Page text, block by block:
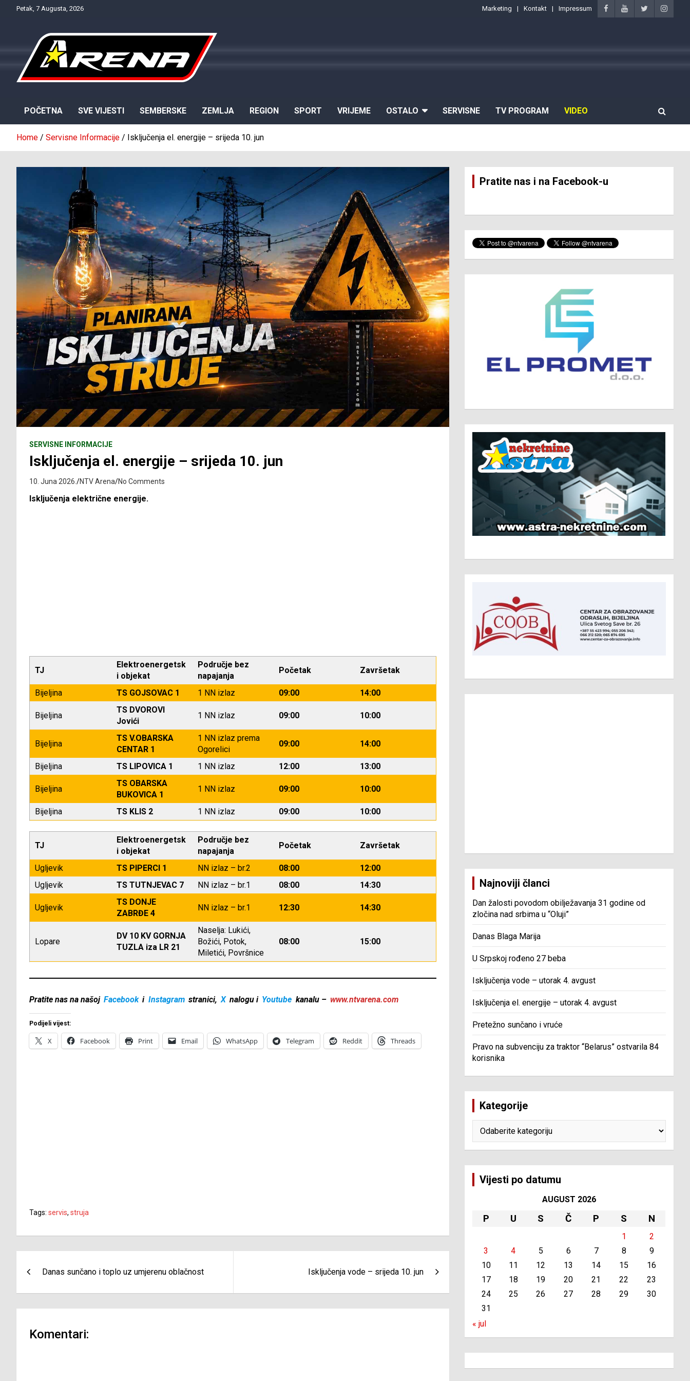
Petak, 7 Augusta, 2026 Marketing Kontakt Impressum
POČETNA SVE VIJESTI SEMBERSKE ZEMLJA REGION SPORT VRIJEME OSTALO SERVISNE TV PROGRAM VIDEO
Home Servisne Informacije Isključenja el. energije – srijeda 10. jun
SERVISNE INFORMACIJE
Isključenja el. energije – srijeda 10. jun
10. Juna 2026. NTV Arena No Comments
Isključenja električne energije.
TJ
Elektroenergetsk
i objekat
Područje bez
napajanja
Početak Završetak
Bijeljina TS GOJSOVAC 1 1 NN izlaz 09:00 14:00
Bijeljina
TS DVOROVI
Jovići
1 NN izlaz 09:00 10:00
Bijeljina
TS V.OBARSKA
CENTAR 1
1 NN izlaz prema
Ogorelici
09:00 14:00
Bijeljina TS LIPOVICA 1 1 NN izlaz 12:00 13:00
Bijeljina
TS OBARSKA
BUKOVICA 1
1 NN izlaz 09:00 10:00
Bijeljina TS KLIS 2 1 NN izlaz 09:00 10:00
TJ
Elektroenergetsk
i objekat
Područje bez
napajanja
Početak Završetak
Ugljevik TS PIPERCI 1 NN izlaz – br.2 08:00
12:00
Ugljevik
TS TUTNJEVAC 7 NN izlaz – br.1 08:00 14:30
Ugljevik
TS DONJE
ZABRĐE 4
NN izlaz – br.1 12:30 14:30
Lopare
DV 10 KV GORNJA
TUZLA iza LR 21
Naselja: Lukići,
Božići, Potok,
Miletići, Površnice
08:00 15:00
Pratite nas na našoj Facebook i Instagram stranici, X nalogu i Youtube kanalu – www.ntvarena.com
Podijeli vijest:
X Facebook Print Email WhatsApp Telegram Reddit Threads
Tags: servis, struja
Danas sunčano i toplo uz umjerenu oblačnost Isključenja vode – srijeda 10. jun
Komentari:
Pratite nas i na Facebook-u
Najnoviji članci
Dan žalosti povodom obilježavanja 31 godine od
zločina nad srbima u “Oluji”
Danas Blaga Marija
U Srpskoj rođeno 27 beba
Isključenja vode – utorak 4. avgust
Isključenja el. energije – utorak 4. avgust
Pretežno sunčano i vruće
Pravo na subvenciju za traktor “Belarus” ostvarila 84
korisnika
Kategorije
Vijesti po datumu
AUGUST 2026
P U S Č P S N
1
2
3
4 5 6 7 8
9
10
11 12 13 14 15
16
17
18 19 20 21 22
23
24
25 26 27 28 29
30
31
« jul